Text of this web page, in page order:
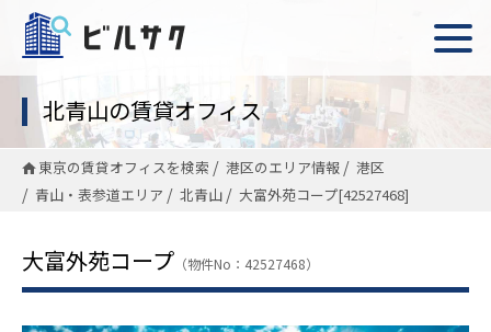
北青山の賃貸オフィス
東京の賃貸オフィスを検索 港区のエリア情報
港区
青山・表参道エリア
北青山 大富外苑コープ[42527468]
大富外苑コープ （物件No：42527468）